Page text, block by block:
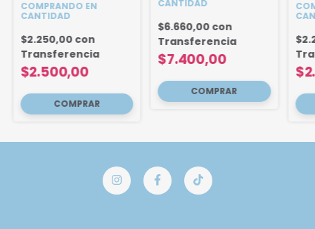
COMPRANDO EN
CANTIDAD
$2.500,00
$2.250,00 con
Transferencia
CANTIDAD
$7.400,00
$6.660,00 con
Transferencia